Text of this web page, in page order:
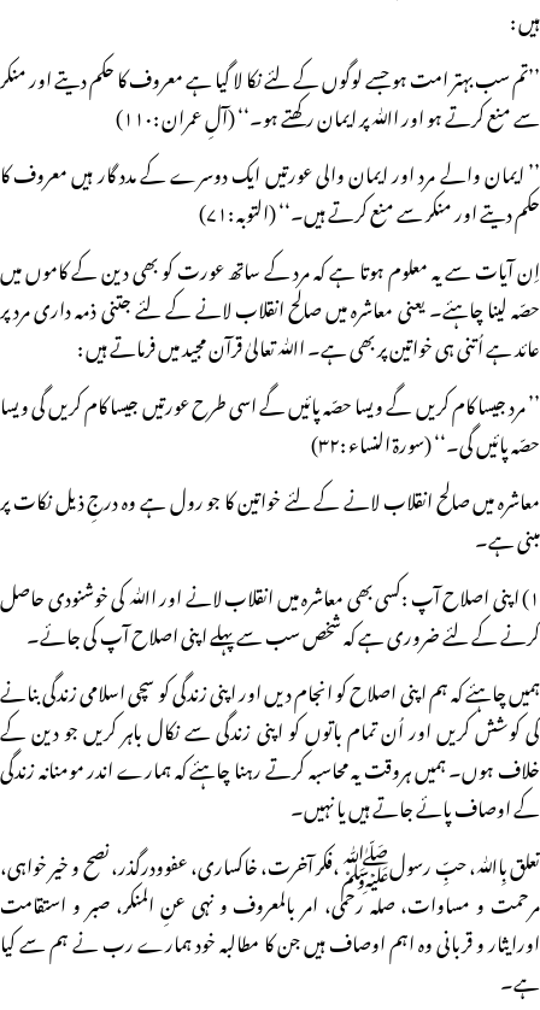
ہیں :
’’تم سب بہتر امت ہو جسے لوگوں کے لئے نکا لا گیا ہے معروف کا حکم دیتے اور منکر
سے منع کرتے ہو اور اﷲ پر ایمان رکھتے ہو۔‘‘ (آلِ عمران :۱۱۰)
’’ ایمان والے مرد اور ایمان والی عورتیں ایک دوسرے کے مدد گار ہیں معروف کا
حکم دیتے اور منکر سے منع کرتے ہیں۔‘‘ (التوبہ :۷۱)
اِن آیات سے یہ معلوم ہوتا ہے کہ مرد کے ساتھ عورت کو بھی دین کے کاموں میں
حصّہ لینا چاہئے۔ یعنی معاشرہ میں صالح انقلاب لانے کے لئے جتنی ذمہ داری مرد پر
عائد ہے اُتنی ہی خواتین پر بھی ہے۔ اﷲ تعالیٰ قرآن مجید میں فرماتے ہیں :
’’ مرد جیسا کام کریں گے ویسا حصّہ پائیں گے اسی طرح عورتیں جیسا کام کریں گی ویسا
حصّہ پائیں گی۔‘‘ (سورۃ النساء :۳۲)
معاشرہ میں صالح انقلاب لانے کے لئے خواتین کا جو رول ہے وہ درجِ ذیل نکات پر
مبنی ہے۔
۱) اپنی اصلاح آپ :کسی بھی معاشرہ میں انقلاب لانے اور اﷲ کی خوشنودی حاصل
کرنے کے لئے ضروری ہے کہ شخص سب سے پہلے اپنی اصلاح آپ کی جائے۔
ہمیں چاہئے کہ ہم اپنی اصلاح کو انجام دیں اور اپنی زندگی کو سچی اسلامی زندگی بنانے
کی کوشش کریں اور اُن تمام باتوں کو اپنی زندگی سے نکال باہر کریں جو دین کے
خلاف ہوں۔ ہمیں ہروقت یہ محاسبہ کرتے رہنا چاہئے کہ ہمارے اندر مومنانہ زندگی
کے اوصاف پائے جاتے ہیں یا نہیں۔
تعلق بِاﷲ، حبِّ رسولﷺ،فکر آخرت، خاکساری، عفوودرگذر، نصح و خیر خواہی،
مرحمت و مساوات، صلہ رحمی، امر بالمعروف و نہی عنِ المنکر، صبر و استقامت
اورایثار و قربانی وہ اہم اوصاف ہیں جن کا مطالبہ خود ہمارے رب نے ہم سے کیا
ہے۔